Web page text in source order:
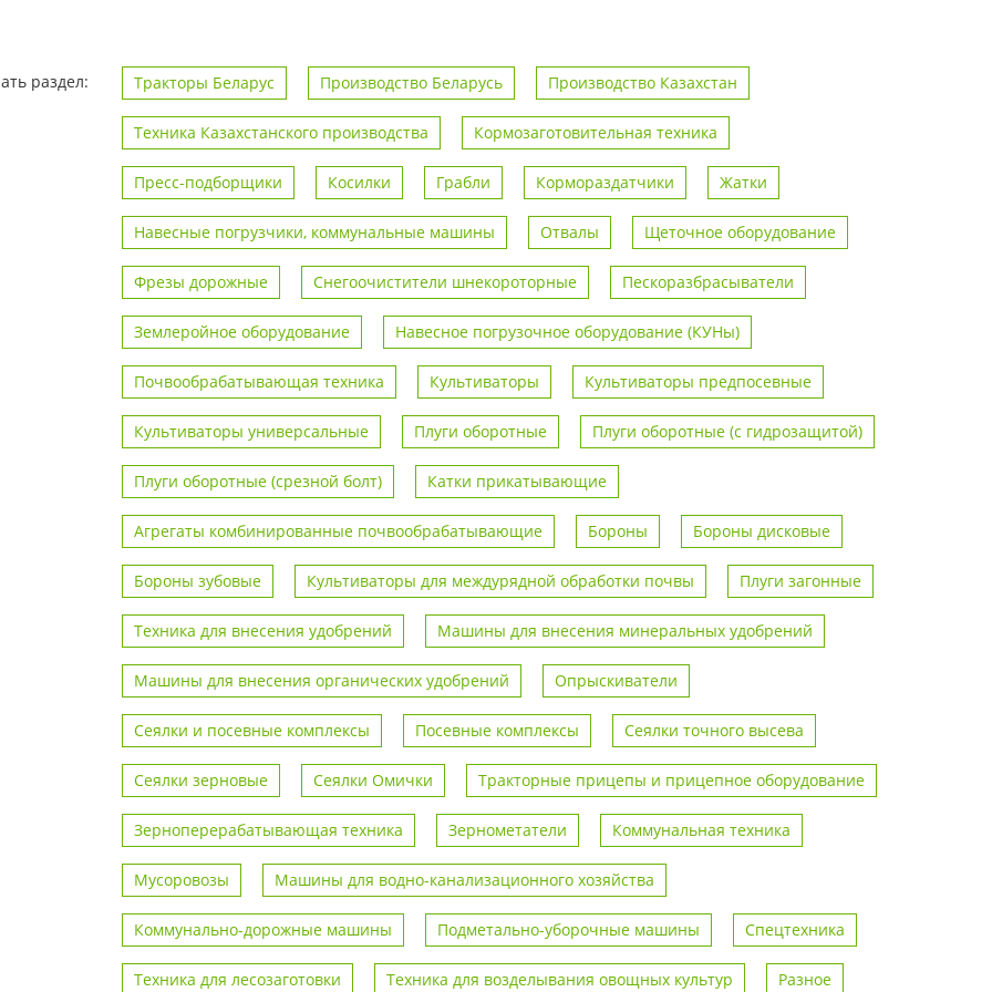
раздел: Тракторы Беларус Производство Беларусь Производство Казахстан
Техника Казахстанского производства Кормозаготовительная техника
Пресс-подборщики Косилки Грабли Кормораздатчики Жатки
Навесные погрузчики, коммунальные машины Отвалы Щеточное оборудование
Фрезы дорожные Снегоочистители шнекороторные Пескоразбрасыватели
Землеройное оборудование Навесное погрузочное оборудование (КУНы)
Почвообрабатывающая техника Культиваторы Культиваторы предпосевные
Культиваторы универсальные Плуги оборотные Плуги оборотные (с гидрозащитой)
Плуги оборотные (срезной болт) Катки прикатывающие
Агрегаты комбинированные почвообрабатывающие Бороны Бороны дисковые
Бороны зубовые Культиваторы для междурядной обработки почвы Плуги загонные
Техника для внесения удобрений Машины для внесения минеральных удобрений
Машины для внесения органических удобрений Опрыскиватели
Сеялки и посевные комплексы Посевные комплексы Сеялки точного высева
Сеялки зерновые Сеялки Омички Тракторные прицепы и прицепное оборудование
Зерноперерабатывающая техника Зернометатели Коммунальная техника
Мусоровозы Машины для водно-канализационного хозяйства
Коммунально-дорожные машины Подметально-уборочные машины Спецтехника
Техника для лесозаготовки Техника для возделывания овощных культур Разное